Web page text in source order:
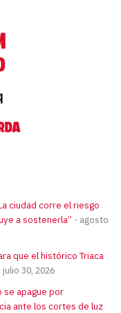
ciudad corre el riesgo
a sostenerla”
agosto
que el histórico Triaca
julio 30, 2026
se apague por
ante los cortes de luz